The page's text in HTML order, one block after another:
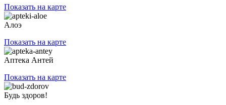
Показать на карте
Алоэ
Показать на карте
Аптека Антей
Показать на карте
Будь здоров!